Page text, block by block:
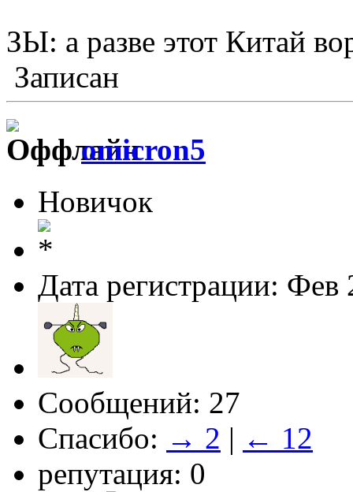
ЗЫ: а разве этот Китай
Записан
omicron5
Новичок
Дата регистрации: Фев
Сообщений: 27
Спасибо: → 2 | ← 12
репутация: 0